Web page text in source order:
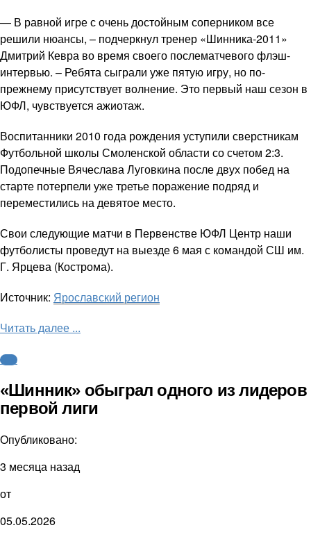
— В равной игре с очень достойным соперником все
решили нюансы, – подчеркнул тренер «Шинника-2011»
Дмитрий Кевра во время своего послематчевого флэш-
интервью. – Ребята сыграли уже пятую игру, но по-
прежнему присутствует волнение. Это первый наш сезон в
ЮФЛ, чувствуется ажиотаж.
Воспитанники 2010 года рождения уступили сверстникам
Футбольной школы Смоленской области со счетом 2:3.
Подопечные Вячеслава Луговкина после двух побед на
старте потерпели уже третье поражение подряд и
переместились на девятое место.
Свои следующие матчи в Первенстве ЮФЛ Центр наши
футболисты проведут на выезде 6 мая с командой СШ им.
Г. Ярцева (Кострома).
Источник: Ярославский регион
Читать далее ...
ФНЛ
«Шинник» обыграл одного из лидеров
первой лиги
Опубликовано:
3 месяца назад
от
05.05.2026